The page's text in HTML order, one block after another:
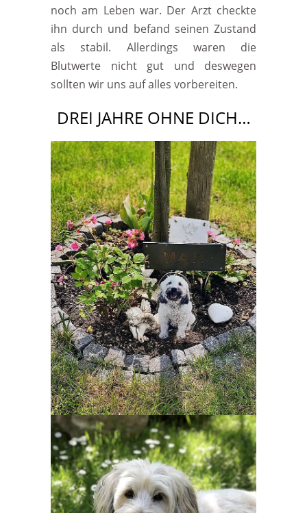
noch am Leben war. Der Arzt checkte
ihn durch und befand seinen Zustand
als stabil. Allerdings waren die
Blutwerte nicht gut und deswegen
sollten wir uns auf alles vorbereiten.
DREI JAHRE OHNE DICH…